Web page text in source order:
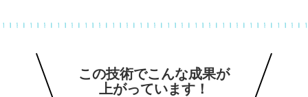
この技術でこんな成果が
上がっています！